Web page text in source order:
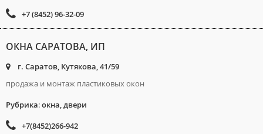
+7 (8452) 96-32-09
ОКНА САРАТОВА, ИП
г. Саратов, Кутякова, 41/59
продажа и монтаж пластиковых окон
Рубрика:окна, двери
+7(8452)266-942